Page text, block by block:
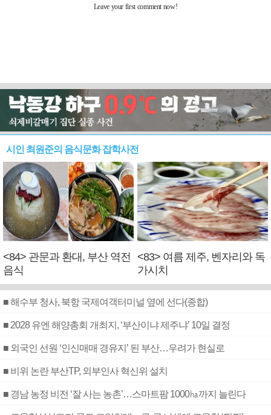
시인 최원준의 음식문화 잡학사전
<84> 관문과 환대, 부산 역전
음식
<83> 여름 제주, 벤자리와 독
가시치
■ 해수부 청사, 북항 국제여객터미널 옆에 선다(종합)
■ 2028 유엔 해양총회 개최지, ‘부산이냐 제주냐’ 10일 결정
■ 외국인 선원 ‘인신매매 경유지’ 된 부산…우려가 현실로
■ 비위 논란 부산TP, 외부인사 혁신위 설치
■ 경남 농정 비전 ‘잘 사는 농촌’…스마트팜 1000㏊까지 늘린다